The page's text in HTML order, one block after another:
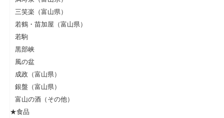
三笑楽（富山県）
若鶴・苗加屋（富山県）
若駒
黒部峡
風の盆
成政（富山県）
銀盤（富山県）
富山の酒（その他）
★食品